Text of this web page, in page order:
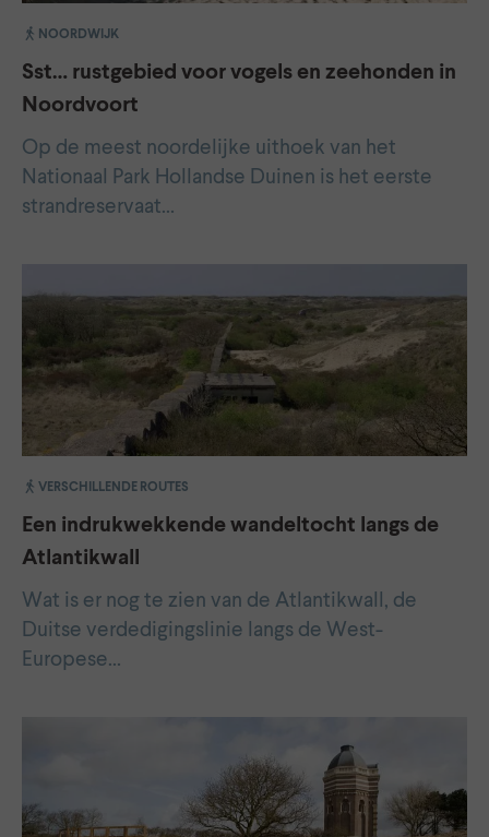
NOORDWIJK
Sst… rustgebied voor vogels en zeehonden in
Noordvoort
Op de meest noordelijke uithoek van het
Nationaal Park Hollandse Duinen is het eerste
strandreservaat…
VERSCHILLENDE ROUTES
Een indrukwekkende wandeltocht langs de
Atlantikwall
Wat is er nog te zien van de Atlantikwall, de
Duitse verdedigingslinie langs de West-
Europese…